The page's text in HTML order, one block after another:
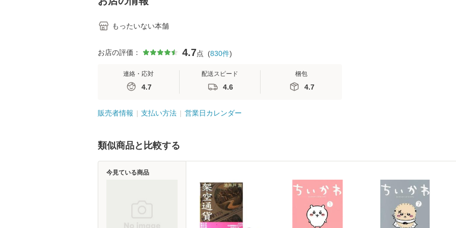
もったいない本舗
お店の評価： 4.7点 (830件)
連絡・応対
4.7
配送スピード
4.6
梱包
4.7
販売者情報 支払い方法 営業日カレンダー
類似商品と比較する
今見ている商品